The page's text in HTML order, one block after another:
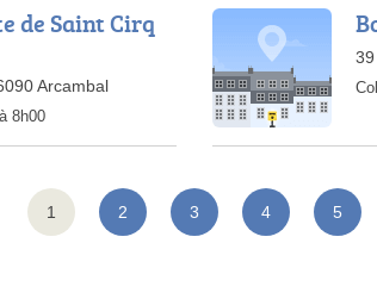
de Saint Cirq
Arcambal
8h00
1 2 3 4 5